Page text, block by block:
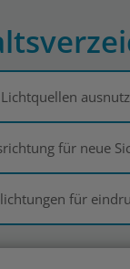
für neue
für